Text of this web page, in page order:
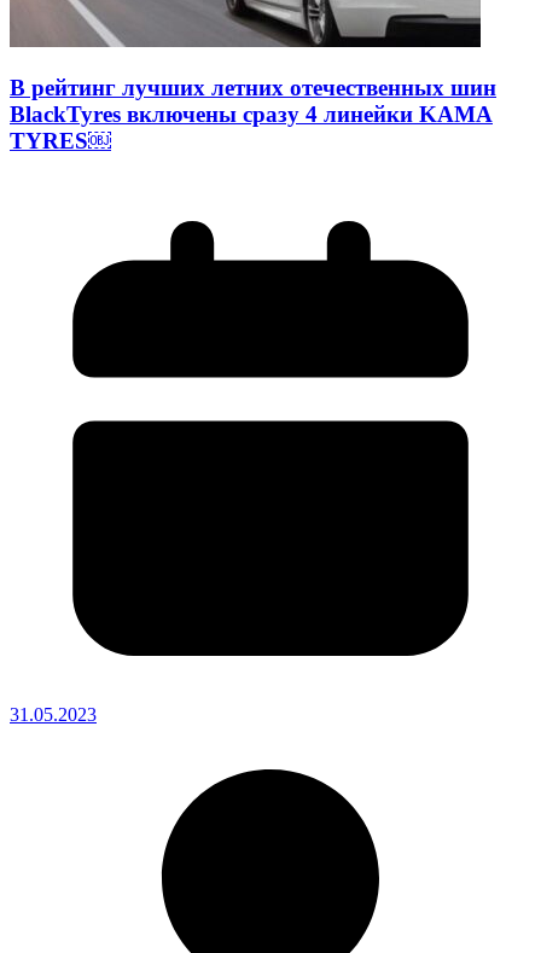
В рейтинг лучших летних отечественных шин
BlackTyres включены сразу 4 линейки KAMA
TYRES￼
31.05.2023